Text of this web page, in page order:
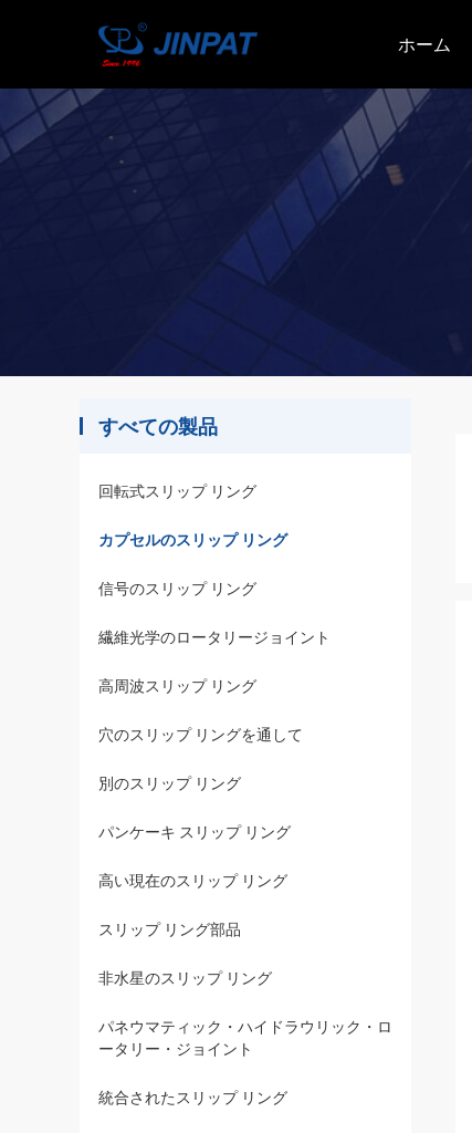
ホーム
すべての製品
回転式スリップ リング
カプセルのスリップ リング
信号のスリップ リング
繊維光学のロータリージョイント
高周波スリップ リング
穴のスリップ リングを通して
別のスリップ リング
パンケーキ スリップ リング
高い現在のスリップ リング
スリップ リング部品
非水星のスリップ リング
パネウマティック・ハイドラウリック・ロ
ータリー・ジョイント
統合されたスリップ リング